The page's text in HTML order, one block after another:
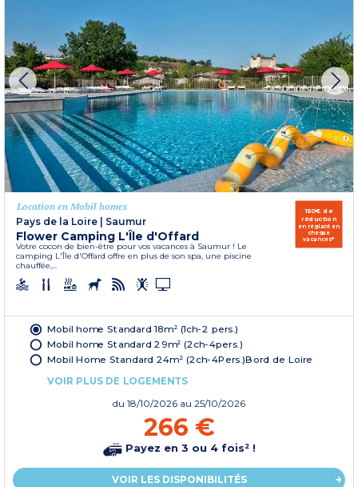
Location en Mobil homes
Pays de la Loire
Saumur
Flower Camping L'Île d'Offard
Votre cocon de bien-être pour vos vacances à Saumur ! Le
camping L'Île d'Offard offre en plus de son spa, une piscine
chauffée,...
150€ de
réduction
en réglant en
chèque
vacances*
Mobil home Standard 18m² (1ch-2 pers.)
Mobil home Standard 29m² (2ch-4pers.)
Mobil Home Standard 24m² (2ch-4Pers.)Bord de Loire
VOIR PLUS DE LOGEMENTS
du 18/10/2026 au 25/10/2026
266 €
Payez en 3 ou 4 fois² !
VOIR LES DISPONIBILITÉS